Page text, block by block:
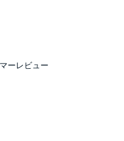
ーレビュー